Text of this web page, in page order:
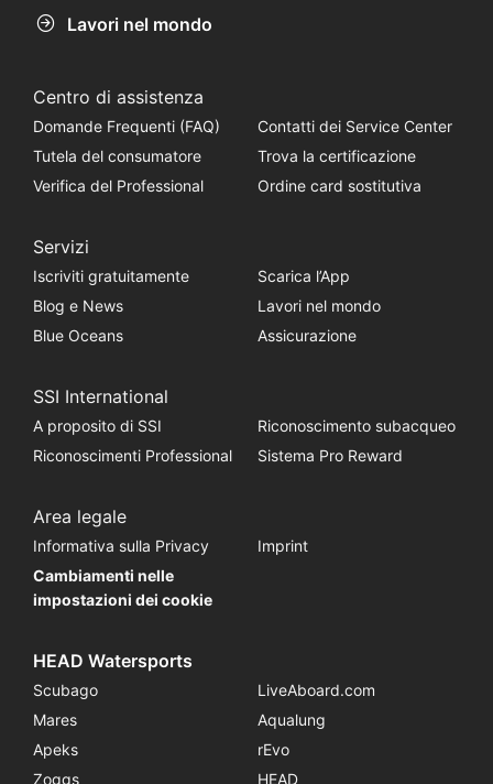
Lavori nel mondo
Centro di assistenza
Domande Frequenti (FAQ)
Contatti dei Service Center
Tutela del consumatore
Trova la certificazione
Verifica del Professional
Ordine card sostitutiva
Servizi
Iscriviti gratuitamente
Scarica l’App
Blog e News
Lavori nel mondo
Blue Oceans
Assicurazione
SSI International
A proposito di SSI
Riconoscimento subacqueo
Riconoscimenti Professional
Sistema Pro Reward
Area legale
Informativa sulla Privacy
Imprint
Cambiamenti nelle
impostazioni dei cookie
HEAD Watersports
Scubago
LiveAboard.com
Mares
Aqualung
Apeks
rEvo
Zoggs
HEAD